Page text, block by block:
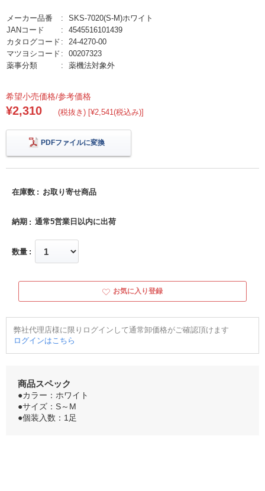
メーカー品番
SKS-7020(S-M)ホワイト
JANコード
4545516101439
カタログコード
24-4270-00
マツヨシコード
00207323
薬事分類
薬機法対象外
希望小売価格/参考価格
¥2,310 (税抜き) [¥2,541(税込み)]
PDFファイルに変換
在庫数 お取り寄せ商品
納期 通常5営業日以内に出荷
数量
お気に入り登録
弊社代理店様に限りログインして通常卸価格がご確認頂けます
ログインはこちら
商品スペック
●カラー：ホワイト
●サイズ：S～M
●個装入数：1足